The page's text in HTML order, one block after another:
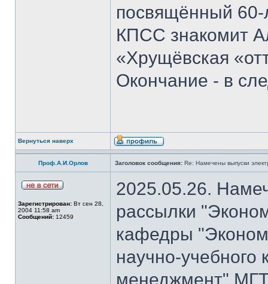
посвящённый 60-
КПСС знакомит
«Хрущёвская
Окончание - в
Вернуться наверх
Проф.А.И.Орлов Заголовок сообщения: Re: Намечены выпуски
Зарегистрирован: Вт сен 28,
2004 11:58 am
Сообщений: 12459
2025.05.26.
рассылки
кафедры
научно-
менеджмент"